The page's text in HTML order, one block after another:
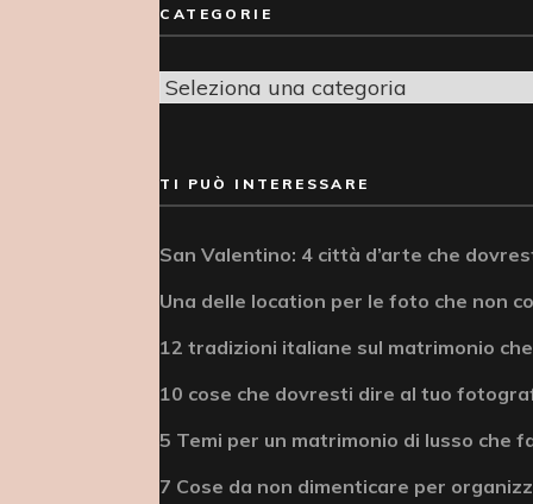
CATEGORIE
Categorie
TI PUÒ INTERESSARE
San Valentino: 4 città d’arte che
Una delle location per le foto che non
12 tradizioni italiane sul matrimonio
10 cose che dovresti dire al tuo
5 Temi per un matrimonio di lusso che
7 Cose da non dimenticare per